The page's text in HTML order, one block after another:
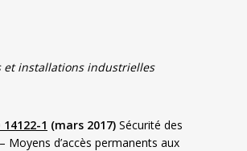
et installations industrielles
14122-1 (mars 2017) Sécurité des
Moyens d’accès permanents aux